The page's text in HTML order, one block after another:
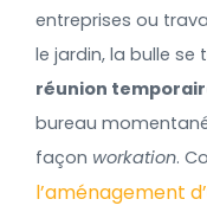
entreprises ou
le jardin, la bulle
réunion
bureau
façon workation.
l’aménagement